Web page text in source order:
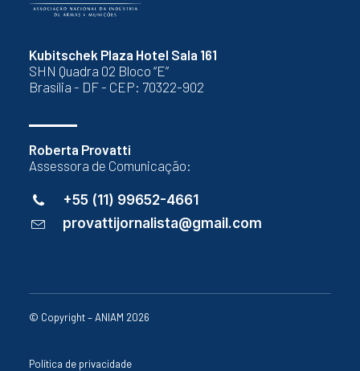
Kubitschek Plaza Hotel Sala 161
SHN Quadra 02 Bloco “E”
Brasília - DF - CEP: 70322-902
Roberta Provatti
Assessora de Comunicação:
+55 (11) 99652-4661
provattijornalista@gmail.com
© Copyright – ANIAM 2026
Política de privacidade